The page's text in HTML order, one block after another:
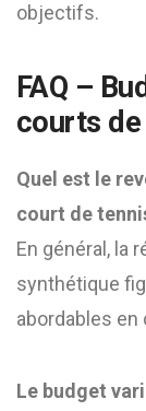
objectifs.
FAQ –
courts de
Quel est le
court de
En général, la
synthétique
abordables
Le budget